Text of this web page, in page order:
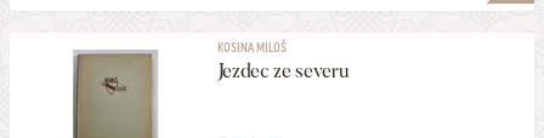
KOSINA MILOŠ
Jezdec ze severu